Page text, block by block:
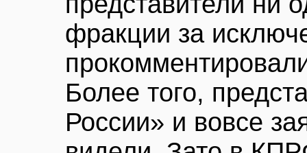
фракции за
Более того,
России» и вовсе